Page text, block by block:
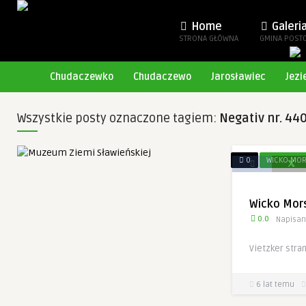
Home
STRONA GŁÓWNA
Galeria
GMINA
Chudaczewko Chudaczewo Jarosławiec
Wszystkie posty oznaczone tagiem: Negativ nr.
0 WICKO
Wicko
0.0
Vietzker
6 lat temu